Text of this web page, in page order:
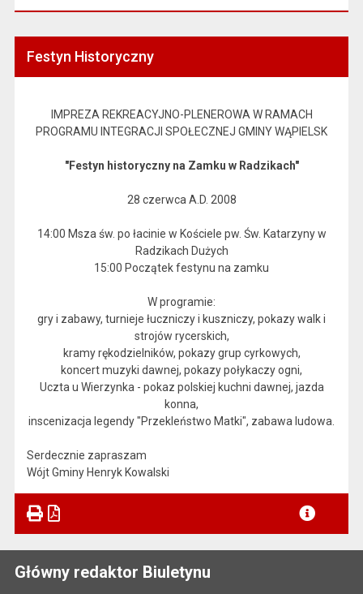
Festyn Historyczny
IMPREZA REKREACYJNO-PLENEROWA W RAMACH
PROGRAMU INTEGRACJI SPOŁECZNEJ GMINY WĄPIELSK
"Festyn historyczny na Zamku w Radzikach"
28 czerwca A.D. 2008
14:00 Msza św. po łacinie w Kościele pw. Św. Katarzyny w
Radzikach Dużych
15:00 Początek festynu na zamku
W programie:
gry i zabawy, turnieje łuczniczy i kuszniczy, pokazy walk i
strojów rycerskich,
kramy rękodzielników, pokazy grup cyrkowych,
koncert muzyki dawnej, pokazy połykaczy ogni,
Uczta u Wierzynka - pokaz polskiej kuchni dawnej, jazda
konna,
inscenizacja legendy "Przekleństwo Matki", zabawa ludowa.
Serdecznie zapraszam
Wójt Gminy Henryk Kowalski
Główny redaktor Biuletynu